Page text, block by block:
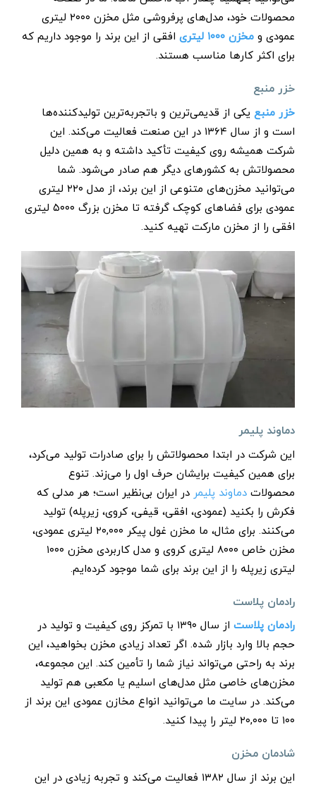
محصولات خود، مدل‌های پرفروشی مثل مخزن ۲۰۰۰ لیتری
عمودی و مخزن ۱۰۰۰ لیتری
افقی از این برند را موجود داریم که
برای اکثر کارها مناسب هستند.
خزر منبع
خزر منبع یکی از قدیمی‌ترین و باتجربه‌ترین تولیدکننده‌ها
است و از سال ۱۳۶۴ در این صنعت فعالیت می‌کند. این
شرکت همیشه روی کیفیت تأکید داشته و به همین دلیل
محصولاتش به کشورهای دیگر هم صادر می‌شود. شما
می‌توانید مخزن‌های متنوعی از این برند، از مدل ۲۲۰ لیتری
عمودی برای فضاهای کوچک گرفته تا مخزن بزرگ ۵۰۰۰ لیتری
افقی را از مخزن مارکت تهیه کنید.
دماوند پلیمر
این شرکت در ابتدا محصولاتش را برای صادرات تولید می‌کرد،
برای همین کیفیت برایشان حرف اول را می‌زند. تنوع
محصولات دماوند پلیمر در ایران بی‌نظیر است؛ هر مدلی که
فکرش را بکنید (عمودی، افقی، قیفی، کروی، زیرپله) تولید
می‌کنند. برای مثال، ما مخزن غول‌ پیکر ۲۰,۰۰۰ لیتری عمودی،
مخزن خاص ۸۰۰۰ لیتری کروی و مدل کاربردی مخزن ۱۰۰۰
لیتری زیرپله را از این برند برای شما موجود کرده‌ایم.
رادمان پلاست
رادمان پلاست
از سال ۱۳۹۰ با تمرکز روی کیفیت و تولید در
حجم بالا وارد بازار شده. اگر تعداد زیادی مخزن بخواهید، این
برند به راحتی می‌تواند نیاز شما را تأمین کند. این مجموعه،
مخزن‌های خاصی مثل مدل‌های اسلیم یا مکعبی هم تولید
می‌کند. در سایت ما می‌توانید انواع مخازن عمودی این برند از
۱۰۰ تا ۲۰,۰۰۰ لیتر را پیدا کنید.
شادمان مخزن
این برند از سال ۱۳۸۲ فعالیت می‌کند و تجربه زیادی در این